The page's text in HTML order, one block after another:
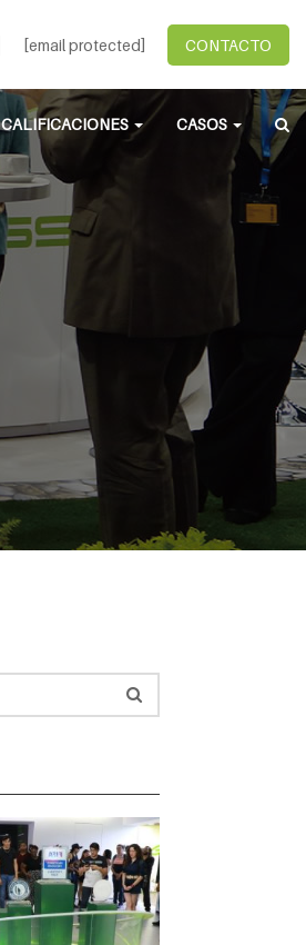
[email protected] CONTACTO
CALIFICACIONES CASOS